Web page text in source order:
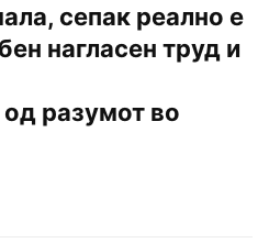
сепак реално е
нагласен труд и
разумот во